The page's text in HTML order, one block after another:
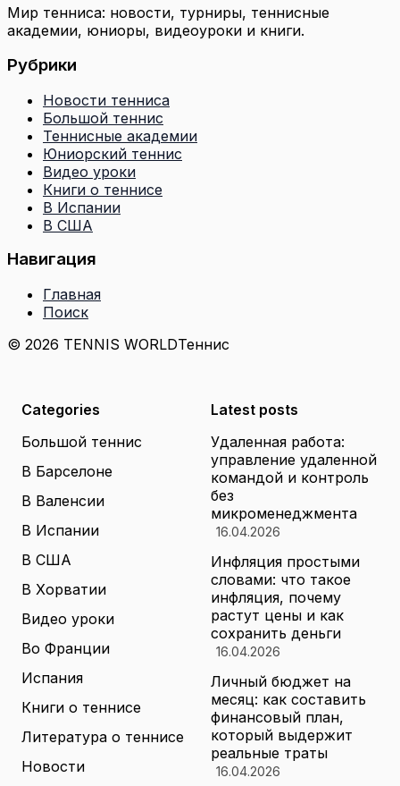
Мир тенниса: новости, турниры, теннисные
академии, юниоры, видеоуроки и книги.
Рубрики
Новости тенниса
Большой теннис
Теннисные академии
Юниорский теннис
Видео уроки
Книги о теннисе
В Испании
В США
Навигация
Главная
Поиск
© 2026 TENNIS WORLDТеннис
Categories
Большой теннис
В Барселоне
В Валенсии
В Испании
В США
В Хорватии
Видео уроки
Во Франции
Испания
Книги о теннисе
Литература о теннисе
Новости
Latest posts
Удаленная работа:
управление удаленной
командой и контроль
без
микроменеджмента
16.04.2026
Инфляция простыми
словами: что такое
инфляция, почему
растут цены и как
сохранить деньги
16.04.2026
Личный бюджет на
месяц: как составить
финансовый план,
который выдержит
реальные траты
16.04.2026